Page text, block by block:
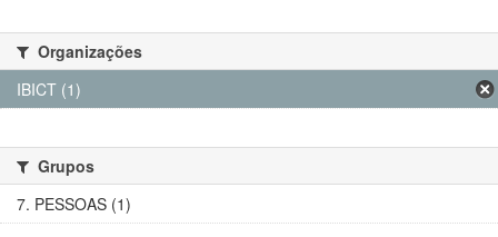
Organizações
IBICT (1)
Grupos
7. PESSOAS (1)